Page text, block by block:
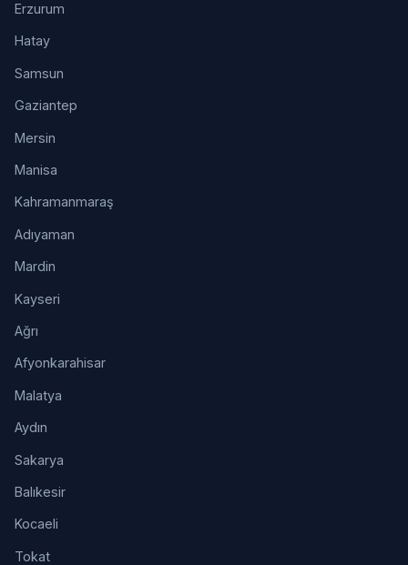
Erzurum
Hatay
Samsun
Gaziantep
Mersin
Manisa
Kahramanmaraş
Adıyaman
Mardin
Kayseri
Ağrı
Afyonkarahisar
Malatya
Aydın
Sakarya
Balıkesir
Kocaeli
Tokat